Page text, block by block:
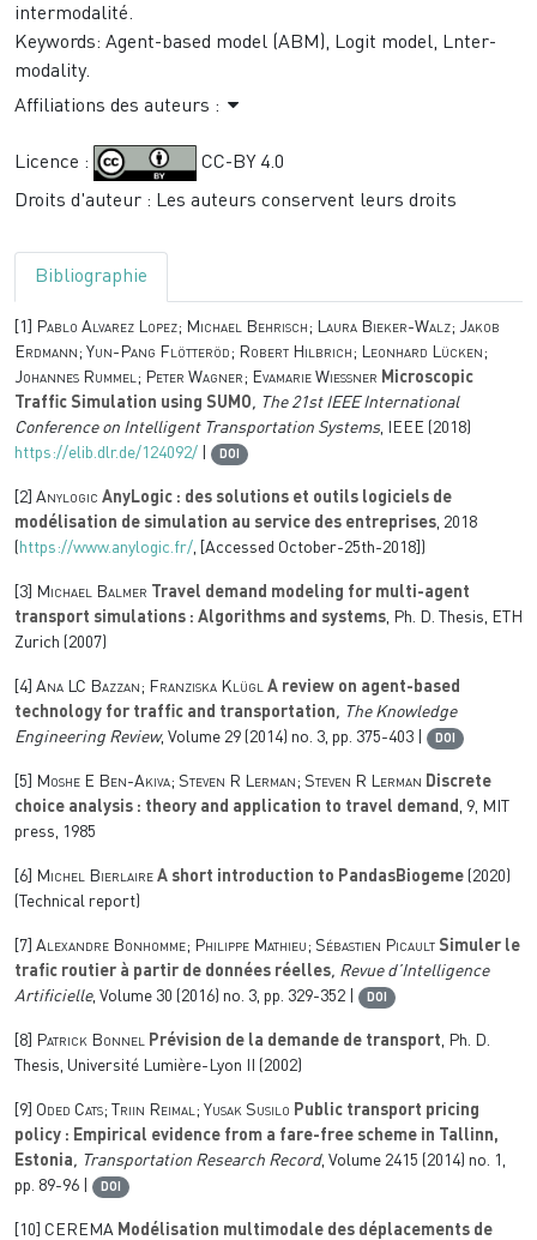
intermodalité.
Keywords: Agent-based model (ABM), Logit model, Lnter-
modality.
Affiliations des auteurs :
Licence : CC-BY 4.0
Droits d'auteur : Les auteurs conservent leurs droits
Bibliographie
[1]
Pablo Alvarez Lopez; Michael Behrisch; Laura Bieker-Walz; Jakob
Erdmann; Yun-Pang Flötteröd; Robert Hilbrich; Leonhard Lücken;
Johannes Rummel; Peter Wagner; Evamarie Wießner Microscopic
Traffic Simulation using SUMO, The 21st IEEE International
Conference on Intelligent Transportation Systems, IEEE (2018)
https://elib.dlr.de/124092/
DOI
[2] Anylogic AnyLogic : des solutions et outils logiciels de
modélisation de simulation au service des entreprises, 2018
( https://www.anylogic.fr/, [Accessed October-25th-2018])
[3] Michael Balmer Travel demand modeling for multi-agent
transport simulations : Algorithms and systems, Ph. D. Thesis, ETH
Zurich (2007)
[4] Ana LC Bazzan; Franziska Klügl A review on agent-based
technology for traffic and transportation, The Knowledge
Engineering Review, Volume 29 (2014) no. 3, pp. 375-403 | DOI
[5] Moshe E Ben-Akiva; Steven R Lerman; Steven R Lerman Discrete
choice analysis : theory and application to travel demand , 9, MIT
press, 1985
[6] Michel Bierlaire A short introduction to PandasBiogeme (2020)
(Technical report)
[7] Alexandre Bonhomme; Philippe Mathieu; Sébastien Picault Simuler le
trafic routier à partir de données réelles, Revue d’Intelligence
Artificielle, Volume 30 (2016) no. 3, pp. 329-352 | DOI
[8] Patrick Bonnel Prévision de la demande de transport, Ph. D.
Thesis, Université Lumière-Lyon II (2002)
[9] Oded Cats; Triin Reimal; Yusak Susilo Public transport pricing
policy : Empirical evidence from a fare-free scheme in Tallinn,
Estonia, Transportation Research Record, Volume 2415 (2014) no. 1,
pp. 89-96 |
DOI
[10] CEREMA Modélisation multimodale des déplacements de